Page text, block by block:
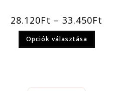
28.120Ft – 33.450Ft
Opciók választása